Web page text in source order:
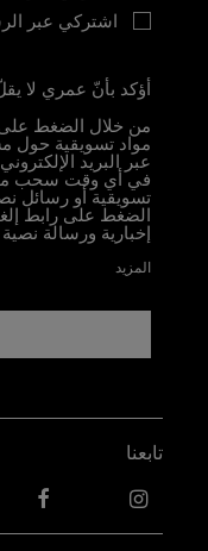
اشتركي عبر
أؤكد بأنّ عمري لا يقلّ عن
من خلال الضغط
عبر البريد
في أي وقت سحب
تسويقية أو رسائل
الضغط على رابط
إخبارية ورسالة
المزيد
تابعنا